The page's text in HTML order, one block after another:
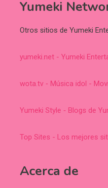
Yumeki
Otros sitios de Yumeki
yumeki.net - Yumeki
wota.tv - Música idol -
Yumeki Style - Blogs de
Top Sites - Los mejores
Acerca de